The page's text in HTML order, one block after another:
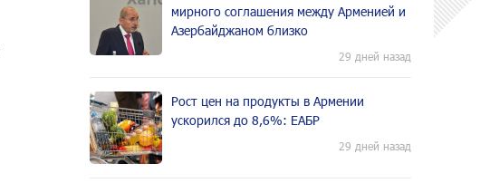
мирного соглашения между Арменией и
Азербайджаном близко
29 дней назад
Рост цен на продукты в Армении
ускорился до 8,6%: ЕАБР
29 дней назад